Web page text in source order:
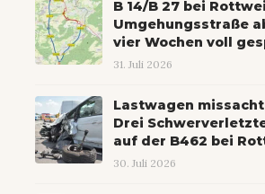
B 14/B 27 bei
Umgehungsstraße
vier Wochen voll
31. Juli 2026
Lastwagen
Drei
auf der B462 bei
30. Juli 2026